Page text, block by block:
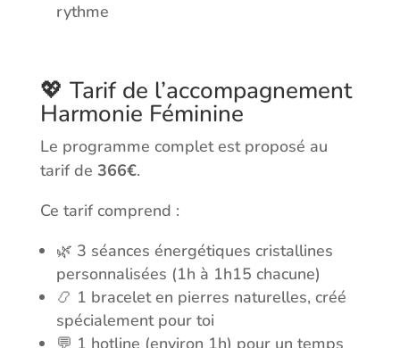
rythme
💖 Tarif de l’accompagnement
Harmonie Féminine
Le programme complet est proposé au
tarif de 366€.
Ce tarif comprend :
🌿 3 séances énergétiques cristallines
personnalisées (1h à 1h15 chacune)
📿 1 bracelet en pierres naturelles, créé
spécialement pour toi
💬 1 hotline (environ 1h) pour un temps